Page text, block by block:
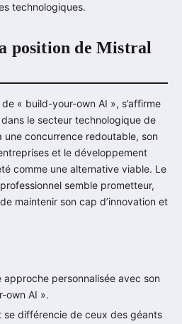
technologiques.
position de Mistral
« build-your-own AI », s’affirme
le secteur technologique de
une concurrence redoutable, son
et le développement
comme une alternative viable. Le
semble prometteur,
maintenir son cap d’innovation et
approche personnalisée avec son
own AI ».
se différencie de ceux des géants